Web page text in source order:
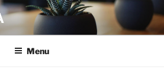
Menu